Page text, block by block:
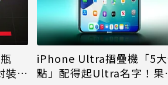
裝晶
iPhone Ultra摺疊機「5
點」配得起Ultra名字！果